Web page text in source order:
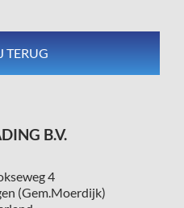
B.V.
4
(Gem.Moerdijk)